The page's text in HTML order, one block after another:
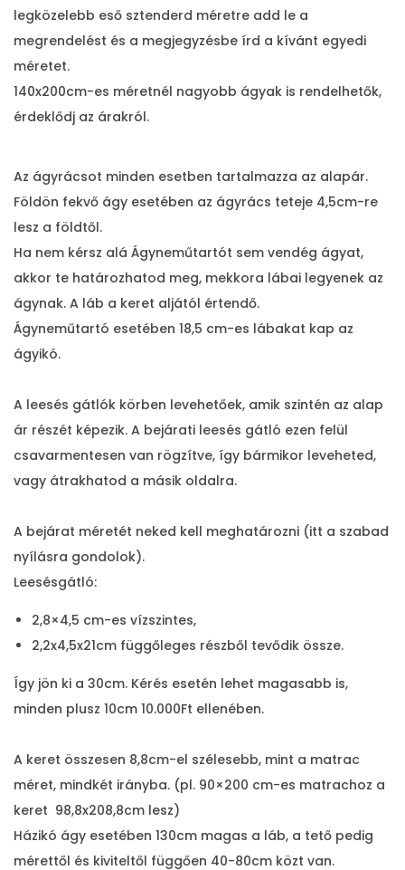
m
e
y
i
s
é
g
legközelebb eső sztenderd méretre add le a
megrendelést és a megjegyzésbe írd a kívánt egyedi
méretet.
140x200cm-es méretnél nagyobb ágyak is rendelhetők,
érdeklődj az árakról.
Az ágyrácsot minden esetben tartalmazza az alapár.
Földön fekvő ágy esetében az ágyrács teteje 4,5cm-re
lesz a földtől.
Ha nem kérsz alá Ágyneműtartót sem vendég ágyat,
akkor te határozhatod meg, mekkora lábai legyenek az
ágynak. A láb a keret aljától értendő.
Ágyneműtartó esetében 18,5 cm-es lábakat kap az
ágyikó.
A leesés gátlók körben levehetőek, amik szintén az alap
ár részét képezik. A bejárati leesés gátló ezen felül
csavarmentesen van rögzítve, így bármikor leveheted,
vagy átrakhatod a másik oldalra.
A bejárat méretét neked kell meghatározni (itt a szabad
nyílásra gondolok).
Leesésgátló:
2,8×4,5 cm-es vízszintes,
2,2x4,5x21cm függőleges részből tevődik össze.
Így jön ki a 30cm. Kérés esetén lehet magasabb is,
minden plusz 10cm 10.000Ft ellenében.
A keret összesen 8,8cm-el szélesebb, mint a matrac
méret, mindkét irányba. (pl. 90×200 cm-es matrachoz a
keret 98,8x208,8cm lesz)
Házikó ágy esetében 130cm magas a láb, a tető pedig
mérettől és kiviteltől függően 40-80cm közt van.